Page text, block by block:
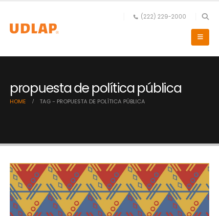
(222) 229-2000
propuesta de política pública
HOME TAG - PROPUESTA DE POLÍTICA PÚBLICA